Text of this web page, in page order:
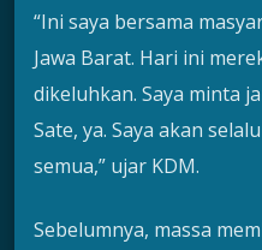
“Ini saya bersama
Jawa Barat. Hari ini
dikeluhkan. Saya minta
Sate, ya. Saya akan
semua,” ujar KDM.
Sebelumnya, massa